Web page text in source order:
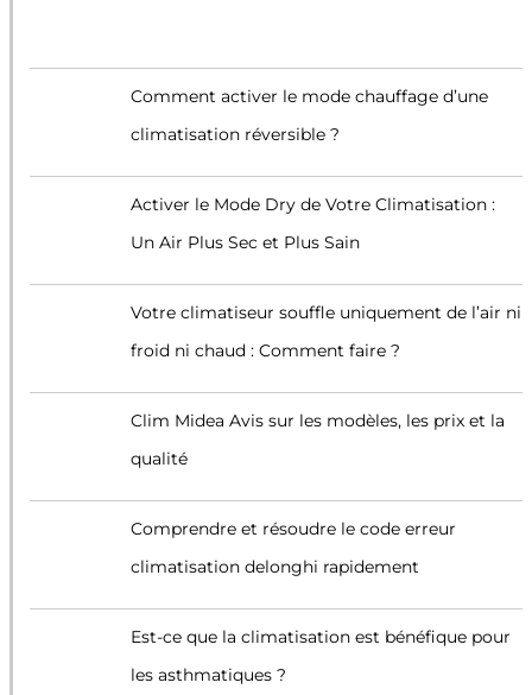
Comment activer le mode chauffage d’une
climatisation réversible ?
Activer le Mode Dry de Votre Climatisation :
Un Air Plus Sec et Plus Sain
Votre climatiseur souffle uniquement de l’air ni
froid ni chaud : Comment faire ?
Clim Midea Avis sur les modèles, les prix et la
qualité
Comprendre et résoudre le code erreur
climatisation delonghi rapidement
Est-ce que la climatisation est bénéfique pour
les asthmatiques ?